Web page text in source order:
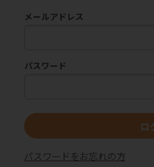
メールアドレス
パスワード
ロ
パスワードをお忘れの方